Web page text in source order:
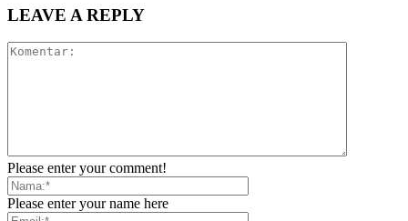
LEAVE A REPLY
Please enter your comment!
Please enter your name here